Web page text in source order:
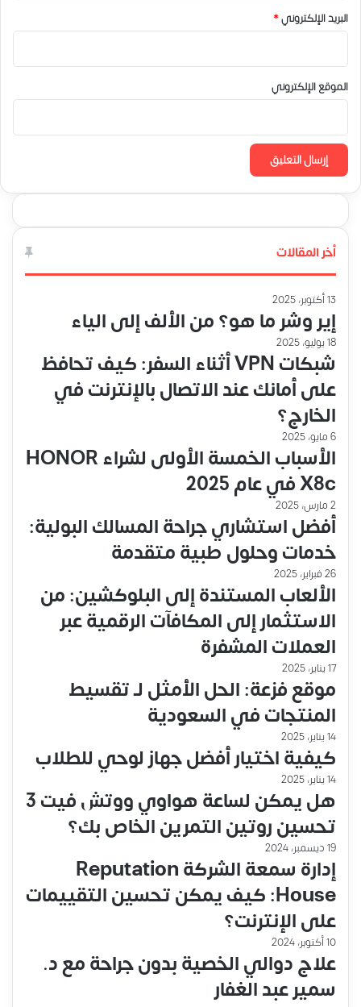
البريد الإلكتروني*
الموقع الإلكتروني
أخر المقالات
13 أكتوبر، 2025
إير وشر ما هو؟ من الألف إلى الياء
18 يوليو، 2025
شبكات VPN أثناء السفر: كيف تحافظ
على أمانك عند الاتصال بالإنترنت في
الخارج؟
6 مايو، 2025
الأسباب الخمسة الأولى لشراء HONOR
X8c في عام 2025
2 مارس، 2025
أفضل استشاري جراحة المسالك البولية:
خدمات وحلول طبية متقدمة
26 فبراير، 2025
الألعاب المستندة إلى البلوكشين: من
الاستثمار إلى المكافآت الرقمية عبر
العملات المشفرة
17 يناير، 2025
موقع فزعة: الحل الأمثل لـ تقسيط
المنتجات في السعودية
14 يناير، 2025
كيفية اختيار أفضل جهاز لوحي للطلاب
14 يناير، 2025
هل يمكن لساعة هواوي ووتش فيت 3
تحسين روتين التمرين الخاص بك؟
19 ديسمبر، 2024
إدارة سمعة الشركة Reputation
House: كيف يمكن تحسين التقييمات
على الإنترنت؟
10 أكتوبر، 2024
علاج دوالي الخصية بدون جراحة مع د.
سمير عبد الغفار